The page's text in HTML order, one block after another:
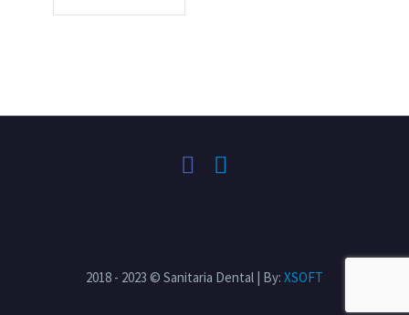
2018 - 2023 © Sanitaria Dental | By: XSOFT